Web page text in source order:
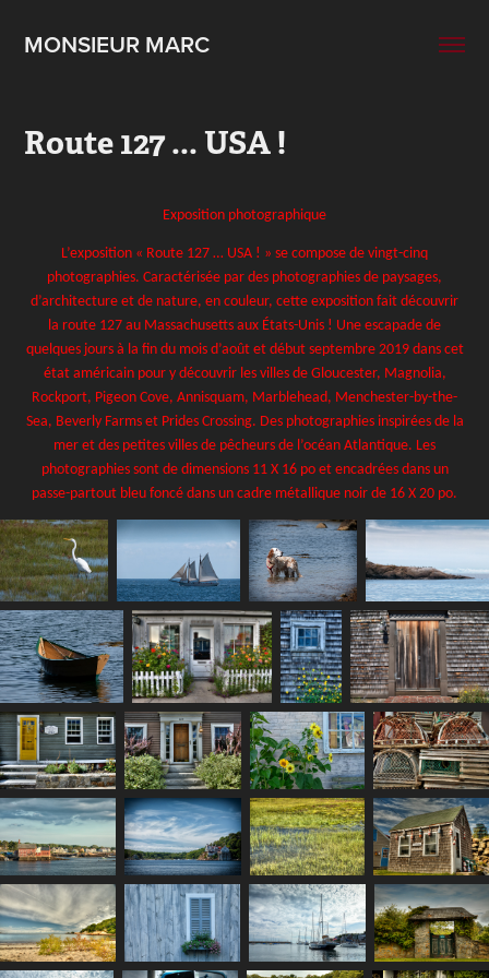
MONSIEUR MARC
Route 127 ... USA !
Exposition photographique
L’exposition « Route 127 … USA ! » se compose de vingt-cinq
photographies. Caractérisée par des photographies de paysages,
d’architecture et de nature, en couleur, cette exposition fait découvrir
la route 127 au Massachusetts aux États-Unis ! Une escapade de
quelques jours à la fin du mois d’août et début septembre 2019 dans cet
état américain pour y découvrir les villes de Gloucester, Magnolia,
Rockport, Pigeon Cove, Annisquam, Marblehead, Menchester-by-the-
Sea, Beverly Farms et Prides Crossing. Des photographies inspirées de la
mer et des petites villes de pêcheurs de l’océan Atlantique. Les
photographies sont de dimensions 11 X 16 po et encadrées dans un
passe-partout bleu foncé dans un cadre métallique noir de 16 X 20 po.